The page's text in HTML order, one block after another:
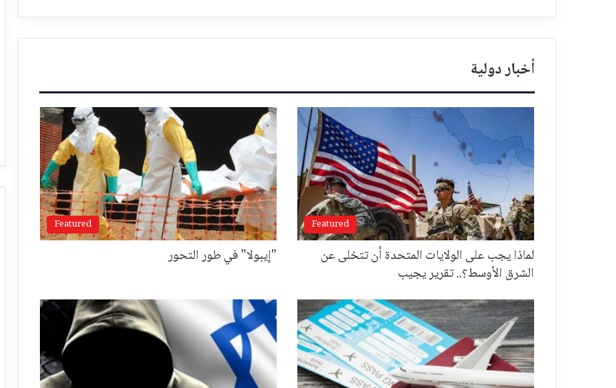
أخبار دولية
Featured
لماذا يجب على الولايات المتحدة أن تتخلى عن
الشرق الأوسط؟.. تقرير يجيب
Featured
"إيبولا" في طور التحور